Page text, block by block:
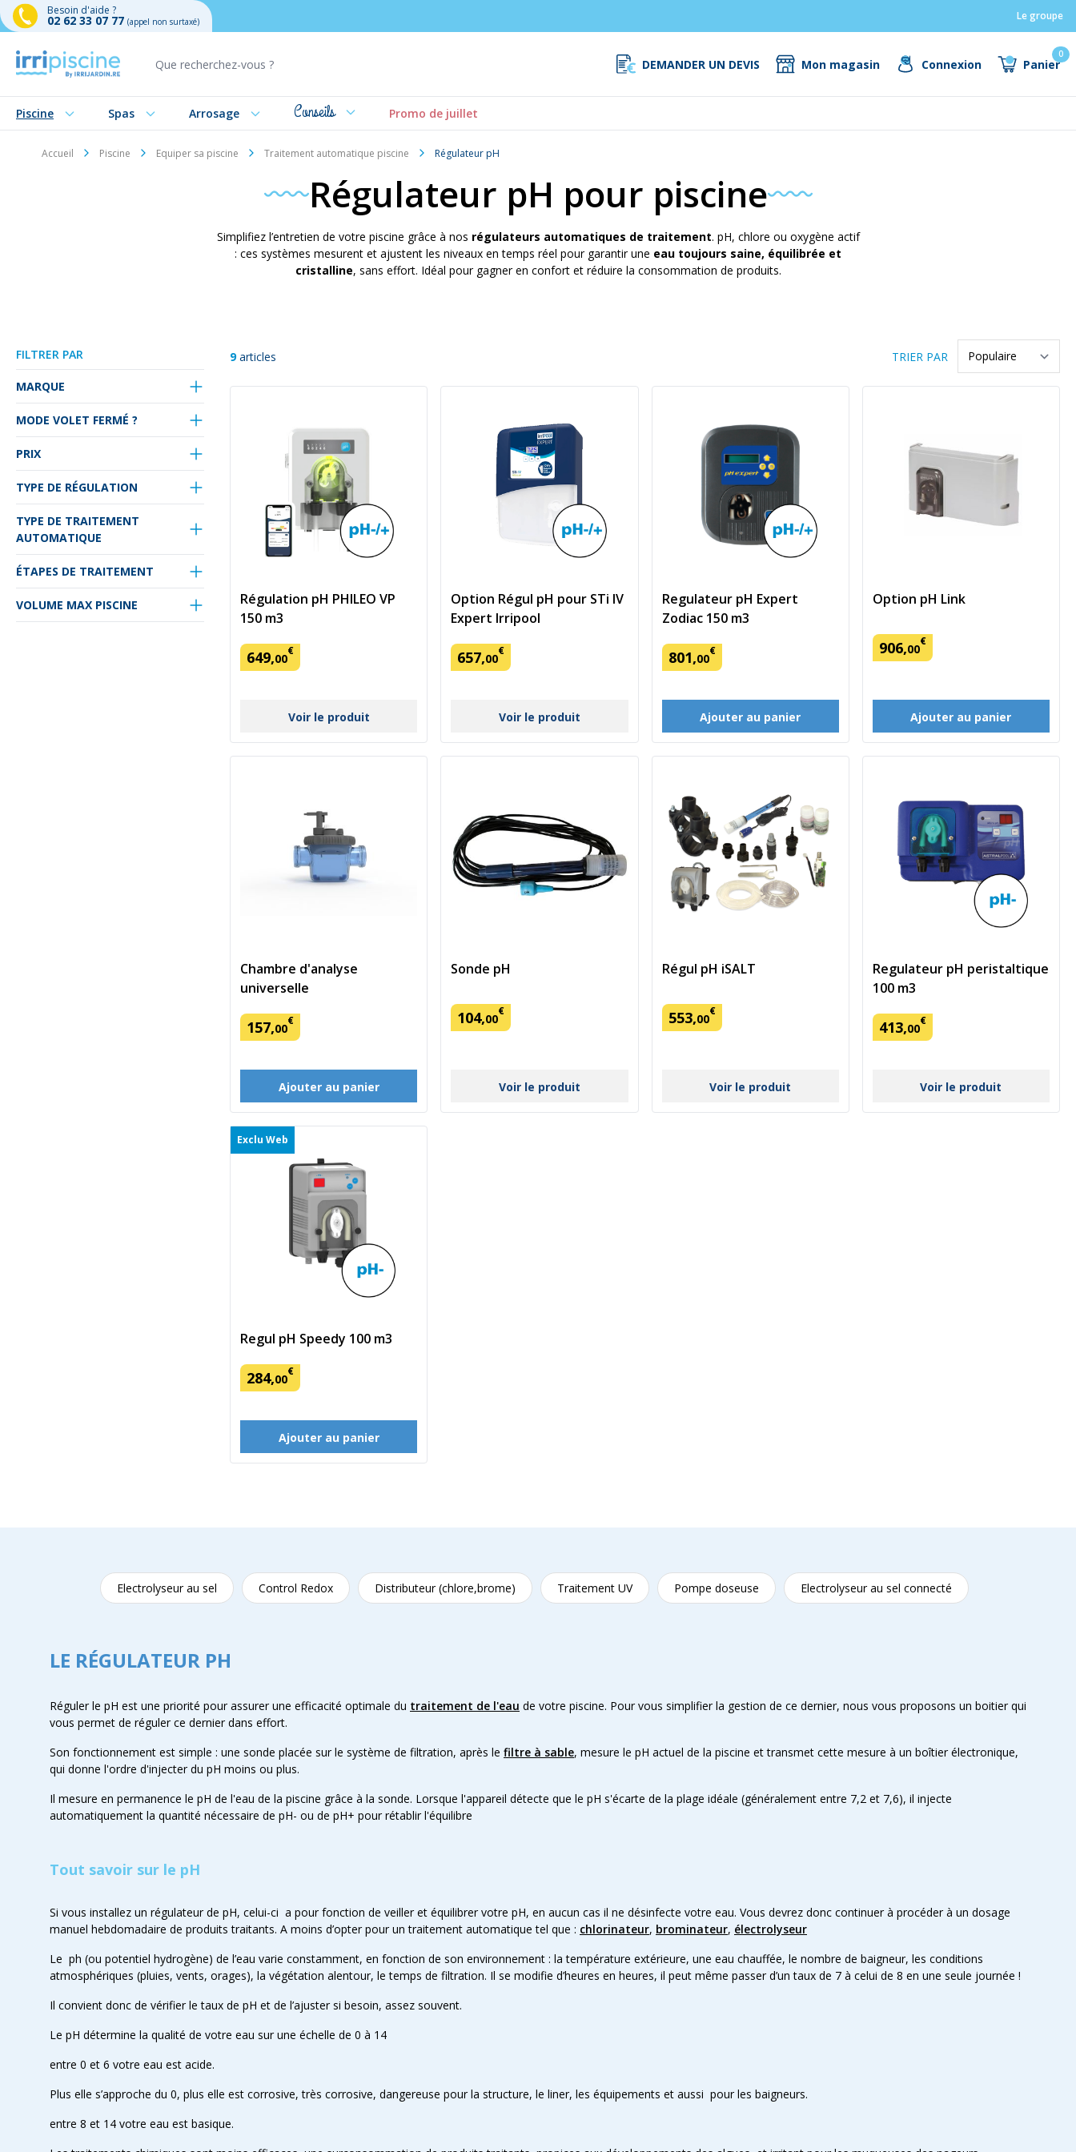
Besoin d'aide ?
02 62 33 07 77 (appel non surtaxé) Le groupe
DEMANDER UN DEVIS Mon magasin Connexion Panier
0
Piscine Spas Arrosage Conseils Promo de juillet
Accueil Piscine Equiper sa piscine Traitement automatique piscine Régulateur pH
Régulateur pH pour piscine
Simplifiez l’entretien de votre piscine grâce à nos régulateurs automatiques de traitement. pH, chlore ou oxygène actif
: ces systèmes mesurent et ajustent les niveaux en temps réel pour garantir une eau toujours saine, équilibrée et
cristalline, sans effort. Idéal pour gagner en confort et réduire la consommation de produits.
FILTRER PAR
MARQUE
MODE VOLET FERMÉ ?
PRIX
TYPE DE RÉGULATION
TYPE DE TRAITEMENT
AUTOMATIQUE
ÉTAPES DE TRAITEMENT
VOLUME MAX PISCINE
TRIER PAR
9articles
Régulation pH PHILEO VP
150 m3
649,00
€
Voir le produit
Option Régul pH pour STi IV
Expert Irripool
657,00
€
Voir le produit
Regulateur pH Expert
Zodiac 150 m3
801,00
€
Ajouter au panier
Option pH Link
906,00
€
Ajouter au panier
Chambre d'analyse
universelle
157,00
€
Ajouter au panier
Sonde pH
104,00
€
Voir le produit
Régul pH iSALT
553,00
€
Voir le produit
Regulateur pH peristaltique
100 m3
413,00
€
Voir le produit
Exclu Web
Regul pH Speedy 100 m3
284,00
€
Ajouter au panier
Electrolyseur au sel Control Redox Distributeur (chlore,brome) Traitement UV Pompe doseuse Electrolyseur au sel connecté
LE RÉGULATEUR PH
Réguler le pH est une priorité pour assurer une efficacité optimale du traitement de l'eau de votre piscine. Pour vous simplifier la gestion de ce dernier, nous vous proposons un boitier qui
vous permet de réguler ce dernier dans effort.
Son fonctionnement est simple : une sonde placée sur le système de filtration, après le filtre à sable, mesure le pH actuel de la piscine et transmet cette mesure à un boîtier électronique,
qui donne l'ordre d'injecter du pH moins ou plus.
Il mesure en permanence le pH de l'eau de la piscine grâce à la sonde. Lorsque l'appareil détecte que le pH s'écarte de la plage idéale (généralement entre 7,2 et 7,6), il injecte
automatiquement la quantité nécessaire de pH- ou de pH+ pour rétablir l'équilibre
Tout savoir sur le pH
Si vous installez un régulateur de pH, celui-ci a pour fonction de veiller et équilibrer votre pH, en aucun cas il ne désinfecte votre eau. Vous devrez donc continuer à procéder à un dosage
manuel hebdomadaire de produits traitants. A moins d’opter pour un traitement automatique tel que : chlorinateur, brominateur, électrolyseur
Le ph (ou potentiel hydrogène) de l’eau varie constamment, en fonction de son environnement : la température extérieure, une eau chauffée, le nombre de baigneur, les conditions
atmosphériques (pluies, vents, orages), la végétation alentour, le temps de filtration. Il se modifie d’heures en heures, il peut même passer d’un taux de 7 à celui de 8 en une seule journée !
Il convient donc de vérifier le taux de pH et de l’ajuster si besoin, assez souvent.
Le pH détermine la qualité de votre eau sur une échelle de 0 à 14
entre 0 et 6 votre eau est acide.
Plus elle s’approche du 0, plus elle est corrosive, très corrosive, dangereuse pour la structure, le liner, les équipements et aussi pour les baigneurs.
entre 8 et 14 votre eau est basique.